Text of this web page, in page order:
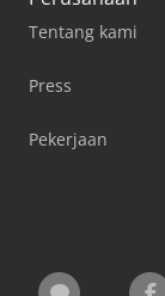
Tentang kami
Press
Pekerjaan